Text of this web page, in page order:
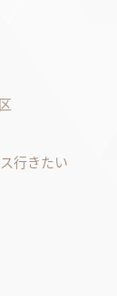
行きたい